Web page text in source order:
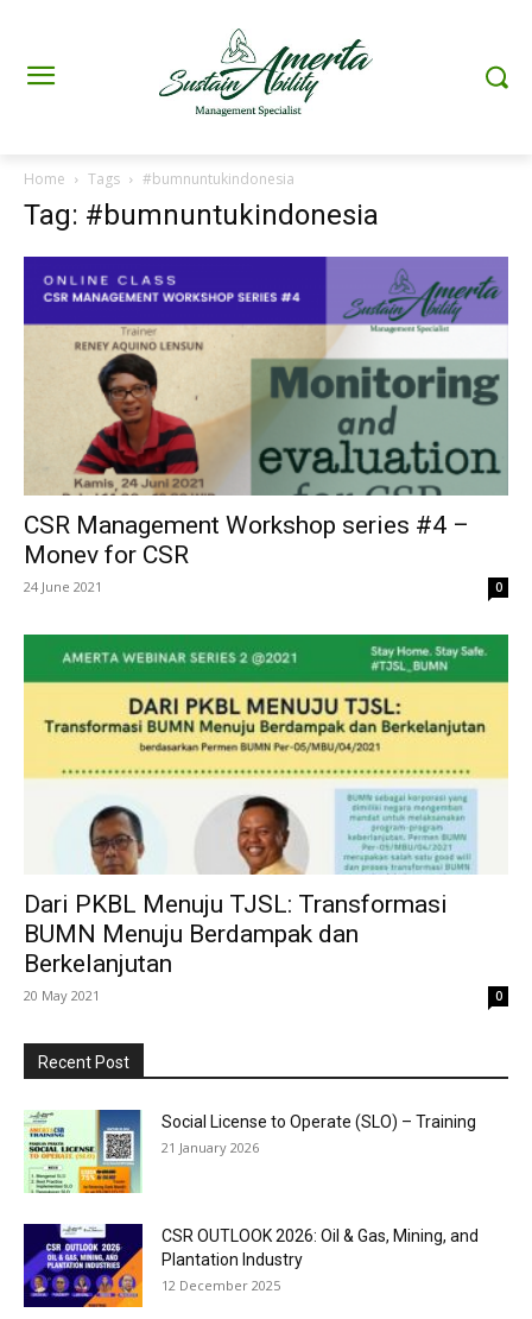
Home Tags #bumnuntukindonesia
Tag: #bumnuntukindonesia
CSR Management Workshop series #4 –
Monev for CSR
24 June 2021 0
Dari PKBL Menuju TJSL: Transformasi
BUMN Menuju Berdampak dan
Berkelanjutan
20 May 2021 0
Recent Post
Social License to Operate (SLO) – Training
21 January 2026
CSR OUTLOOK 2026: Oil & Gas, Mining, and
Plantation Industry
12 December 2025